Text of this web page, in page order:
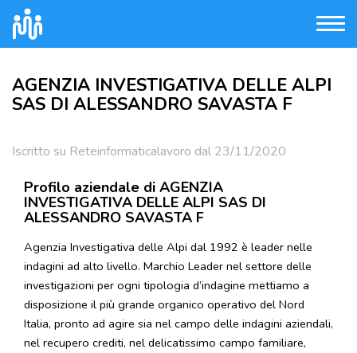
AGENZIA INVESTIGATIVA DELLE ALPI
SAS DI ALESSANDRO SAVASTA F
Iscritto su Reteinformaticalavoro dal 23/11/2020
Profilo aziendale di AGENZIA
INVESTIGATIVA DELLE ALPI SAS DI
ALESSANDRO SAVASTA F
Agenzia Investigativa delle Alpi dal 1992 è leader nelle
indagini ad alto livello. Marchio Leader nel settore delle
investigazioni per ogni tipologia d’indagine mettiamo a
disposizione il più grande organico operativo del Nord
Italia, pronto ad agire sia nel campo delle indagini aziendali,
nel recupero crediti, nel delicatissimo campo familiare,